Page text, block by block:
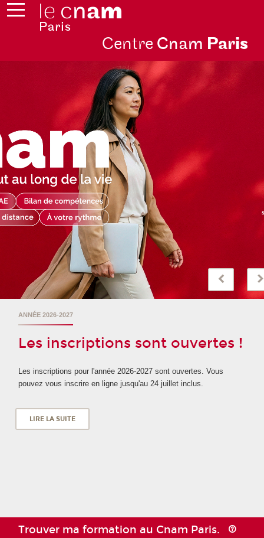
Centre Cnam Paris
ANNÉE 2026-2027
Les inscriptions sont ouvertes !
Les inscriptions pour l'année 2026-2027 sont ouvertes. Vous
pouvez vous inscrire en ligne jusqu'au 24 juillet inclus.
LIRE LA SUITE
Trouver ma formation au Cnam Paris.